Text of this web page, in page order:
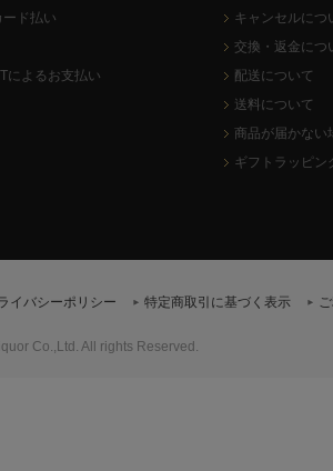
ード払い
によるお支払い
キャンセルにつ
交換・返金につ
配送について
送料について
商品が届かない
ギフトラッピン
イバシーポリシー 特定商取引に基づく表示
Co.,Ltd. All rights Reserved.